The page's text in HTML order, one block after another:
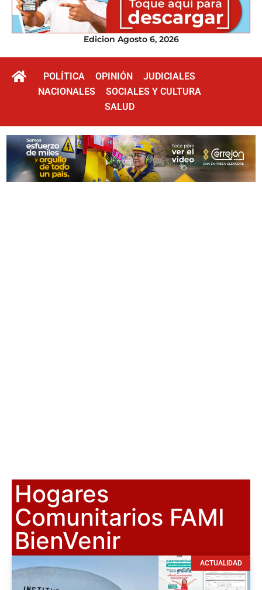
Edicion Agosto 6, 2026
POLÍTICA OPINIÓN
JUDICIALES
NACIONALES
SOCIALES Y CULTURA
SALUD
Hogares
Comunitarios FAMI
BienVenir
ACTUALIDAD